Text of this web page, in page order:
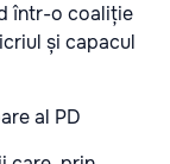
într-o coaliție
și capacul
al PD